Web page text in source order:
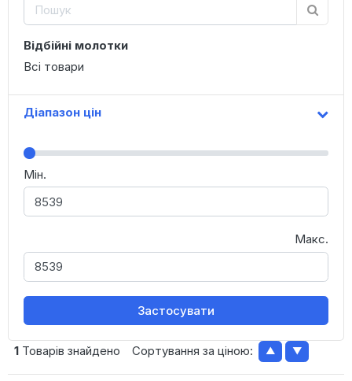
Відбійні молотки
Всі товари
Діапазон цін
Мін.
Макс.
Застосувати
1Товарів знайдено Сортування за ціною: ▲ ▼